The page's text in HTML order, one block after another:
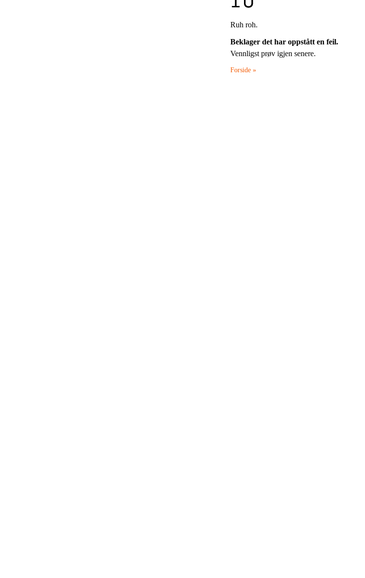
Ruh roh.
Beklager det har oppstått en feil.
Vennligst prøv igjen senere.
Forside »